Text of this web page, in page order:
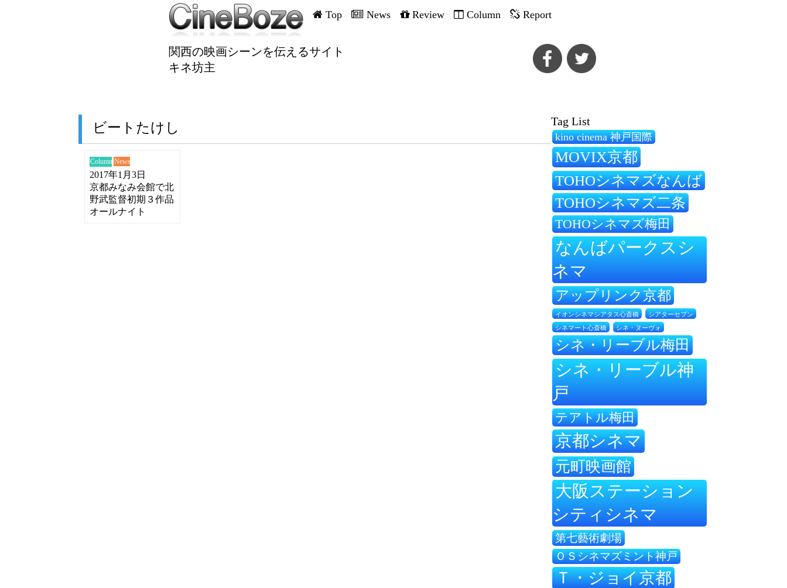
Top News Review Column Report
関西の映画シーンを伝えるサイト
キネ坊主
ビートたけし
Column News
2017年1月3日
京都みなみ会館で北
野武監督初期３作品
オールナイト
Tag List
kino cinema 神戸国際
MOVIX京都
TOHOシネマズなんば
TOHOシネマズ二条
TOHOシネマズ梅田
なんばパークスシ
ネマ
アップリンク京都
イオンシネマシアタス心斎橋 シアターセブン
シネマート心斎橋 シネ・ヌーヴォ
シネ・リーブル梅田
シネ・リーブル神
戸
テアトル梅田
京都シネマ
元町映画館
大阪ステーション
シティシネマ
第七藝術劇場
ＯＳシネマズミント神戸
Ｔ・ジョイ京都